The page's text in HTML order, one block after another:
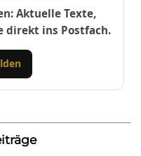
Aktuelle Texte,
direkt ins Postfach.